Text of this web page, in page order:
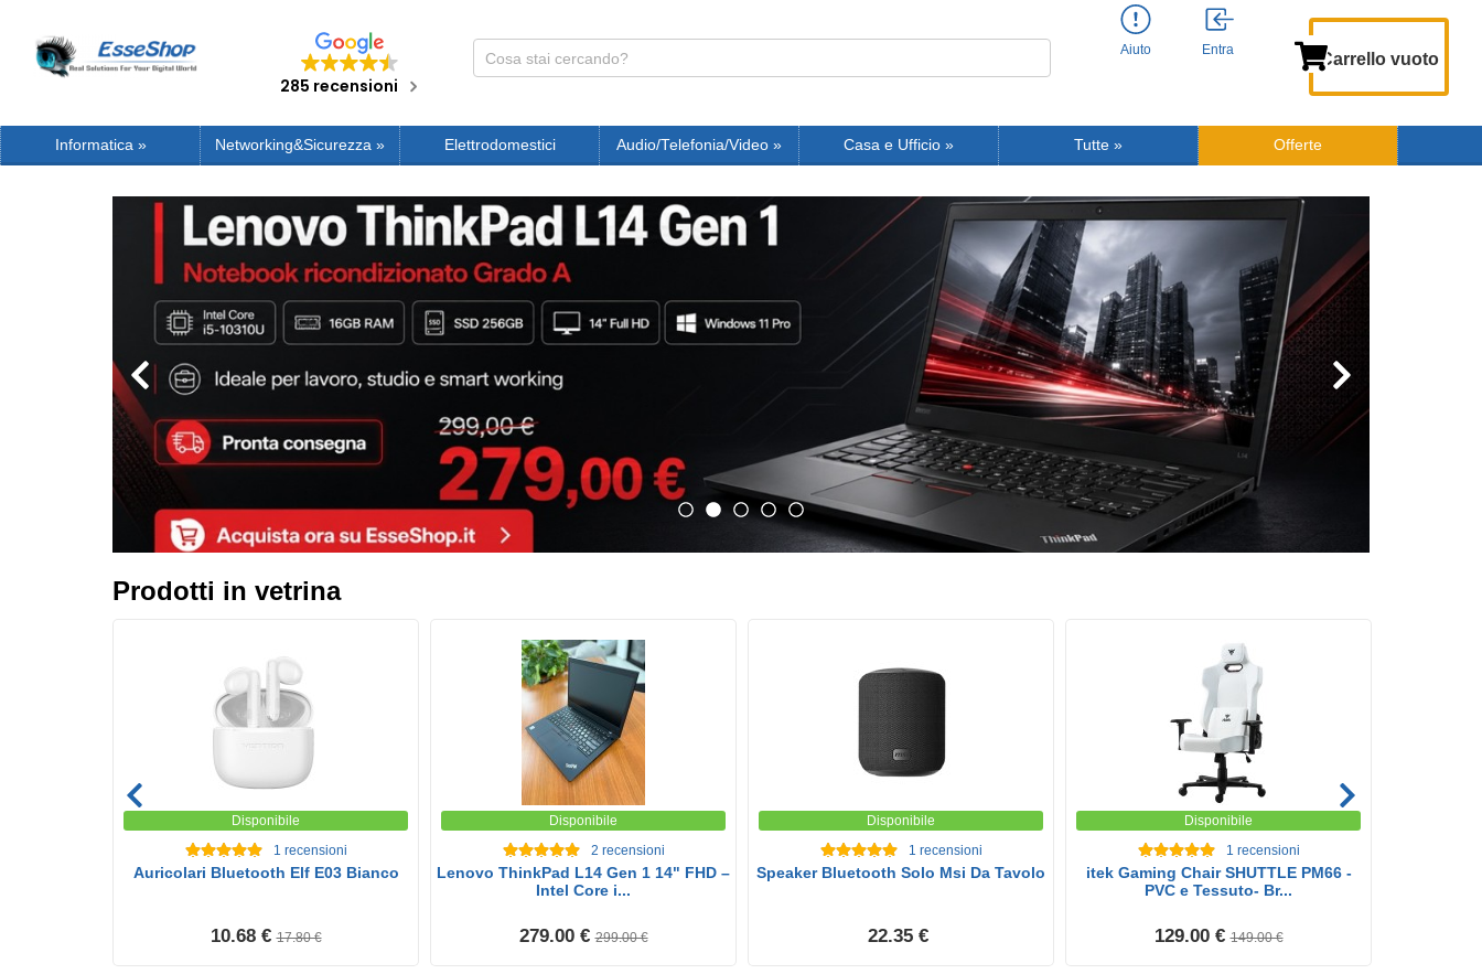
285 recensioni
Aiuto Entra Carrello vuoto
Informatica» Networking&Sicurezza » Elettrodomestici Audio/Telefonia/Video » Casa e Ufficio » Tutte » Offerte
Prodotti in vetrina
Disponibile
1 recensioni
Auricolari Bluetooth Elf E03 Bianco
10.68 € 17.80 €
Disponibile
2 recensioni
Lenovo ThinkPad L14 Gen 1 14" FHD –
Intel Core i...
279.00 € 299.00 €
Disponibile
1 recensioni
Speaker Bluetooth Solo Msi Da Tavolo
22.35 €
Disponibile
1 recensioni
itek Gaming Chair SHUTTLE PM66 -
PVC e Tessuto- Br...
129.00 € 149.00 €